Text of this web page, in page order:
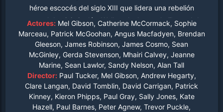
héroe escocés del siglo XIII que lidera una rebelión
contra el dominio inglés. Wallace lucha por la libertad de
su pueblo y se convierte en un símbolo de resistencia y
valentía en la lucha por la independencia de Escocia.
Actores: Mel Gibson, Catherine McCormack, Sophie
Marceau, Patrick McGoohan, Angus Macfadyen, Brendan
Gleeson, James Robinson, James Cosmo, Sean
McGinley, Gerda Stevenson, Mhairi Calvey, Jeanne
Marine, Sean Lawlor, Sandy Nelson, Alan Tall
Director: Paul Tucker, Mel Gibson, Andrew Hegarty,
Clare Langan, David Tomblin, David Carrigan, Patrick
Kinney, Kieron Phipps, Paul Gray, Sally Jones, Kate
Hazell, Paul Barnes, Peter Agnew, Trevor Puckle,